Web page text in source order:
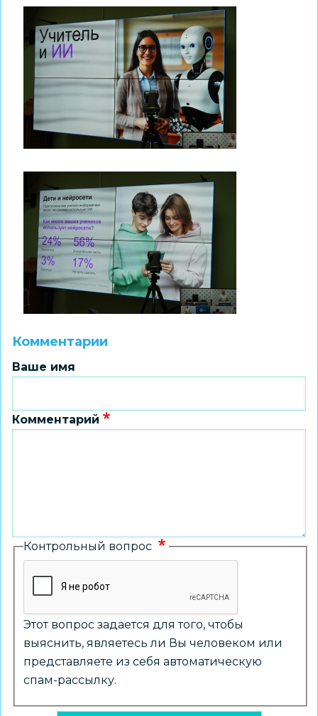
Комментарии
Ваше имя
Комментарий
Контрольный вопрос
Этот вопрос задается для того, чтобы
выяснить, являетесь ли Вы человеком или
представляете из себя автоматическую
спам-рассылку.